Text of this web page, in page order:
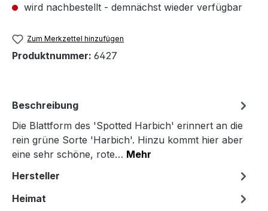
wird nachbestellt - demnächst wieder verfügbar
Zum Merkzettel hinzufügen
Produktnummer: 6427
Beschreibung
Die Blattform des 'Spotted Harbich' erinnert an die
rein grüne Sorte 'Harbich'. Hinzu kommt hier aber
eine sehr schöne, rote… Mehr
Hersteller
Heimat